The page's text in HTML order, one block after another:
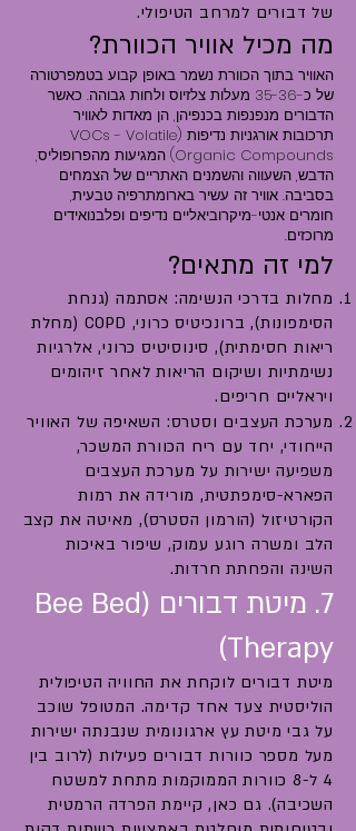
של דבורים למרחב הטיפולי.
מה מכיל אוויר הכוורת?
האוויר בתוך הכוורת נשמר באופן קבוע בטמפרטורה
של כ-35-36 מעלות צלזיוס ולחות גבוהה. כאשר
הדבורים מנפנפות בכנפיהן, הן מאדות לאוויר
תרכובות אורגניות נדיפות (VOCs - Volatile
Organic Compounds) המגיעות מהפרופוליס,
הדבש, השעווה והשמנים האתריים של הצמחים
בסביבה. אוויר זה עשיר בארומתרפיה טבעית,
חומרים אנטי-מיקרוביאליים נדיפים ופלבנואידים
מרוכזים.
למי זה מתאים?
מחלות בדרכי הנשימה: אסתמה (גנחת
הסימפונות), ברונכיטיס כרוני, COPD (מחלת
ריאות חסימתית), סינוסיטיס כרוני, אלרגיות
נשימתיות ושיקום הריאות לאחר זיהומים
ויראליים חריפים.
מערכת העצבים וסטרס: השאיפה של האוויר
הייחודי, יחד עם ריח הכוורת המשכר,
משפיעה ישירות על מערכת העצבים
הפארא-סימפתטית, מורידה את רמות
הקורטיזול (הורמון הסטרס), מאיטה את קצב
הלב ומשרה רוגע עמוק, שיפור באיכות
השינה והפחתת חרדות.
7. מיטת דבורים (Bee Bed
Therapy)
מיטת דבורים לוקחת את החוויה הטיפולית
הוליסטית צעד אחד קדימה. המטופל שוכב
על גבי מיטת עץ ארגונומית שנבנתה ישירות
מעל מספר כוורות דבורים פעילות (לרוב בין
4 ל-8 כוורות הממוקמות מתחת למשטח
השכיבה). גם כאן, קיימת הפרדה הרמטית